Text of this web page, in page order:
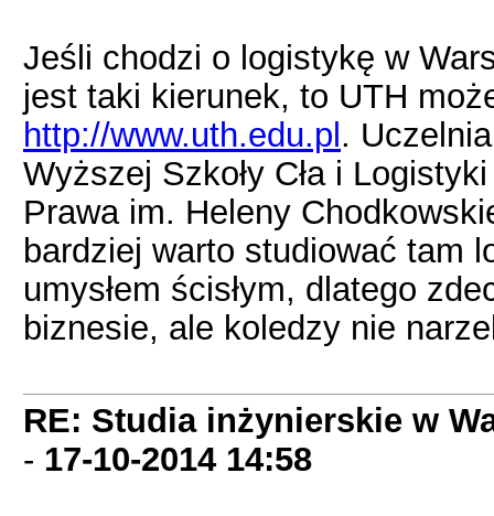
Jeśli chodzi o logistykę w
jest taki kierunek, to UTH
http://www.uth.edu.pl .
Wyższej Szkoły Cła i
Prawa im. Heleny
bardziej warto studiować tam
umysłem ścisłym, dlatego
biznesie, ale koledzy nie
RE: Studia inżynierskie w
- 17-10-2014 14:58